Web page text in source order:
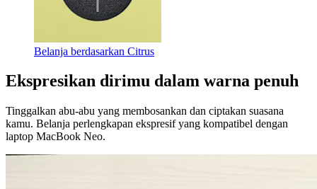
Belanja berdasarkan Citrus
Ekspresikan dirimu dalam warna penuh
Tinggalkan abu-abu yang membosankan dan ciptakan suasana
kamu. Belanja perlengkapan ekspresif yang kompatibel dengan
laptop MacBook Neo.